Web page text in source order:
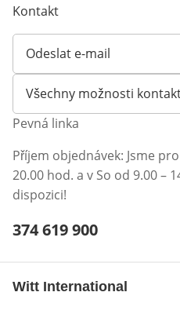
Kontakt
Odeslat e-mail
Otevírá e-mailového klienta
Všechny možnosti
Pevná linka
Příjem objednávek: Jsme
20.00 hod. a v So od 9.00 –
dispozici!
Telefonní číslo:
374 619 900
Witt International